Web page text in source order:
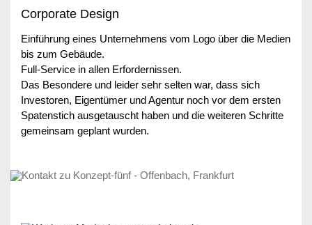
Corporate Design
Einführung eines Unternehmens vom Logo über die Medien
bis zum Gebäude.
Full-Service in allen Erfordernissen.
Das Besondere und leider sehr selten war, dass sich
Investoren, Eigentümer und Agentur noch vor dem ersten
Spatenstich ausgetauscht haben und die weiteren Schritte
gemeinsam geplant wurden.